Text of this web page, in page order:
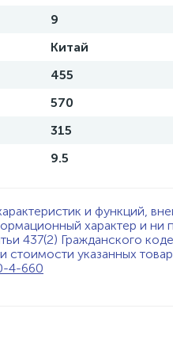
9
Китай
455
570
315
9.5
и функций,
характер и ни
437(2) Гражданского
указанных
4-660